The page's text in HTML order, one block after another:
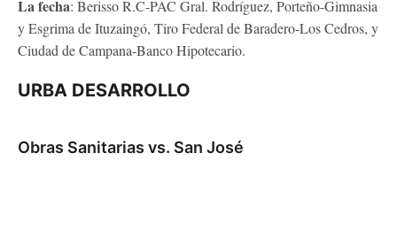
La fecha: Berisso R.C-PAC Gral. Rodríguez, Porteño-Gimnasia
y Esgrima de Ituzaingó, Tiro Federal de Baradero-Los Cedros, y
Ciudad de Campana-Banco Hipotecario.
URBA DESARROLLO
Obras Sanitarias vs. San José